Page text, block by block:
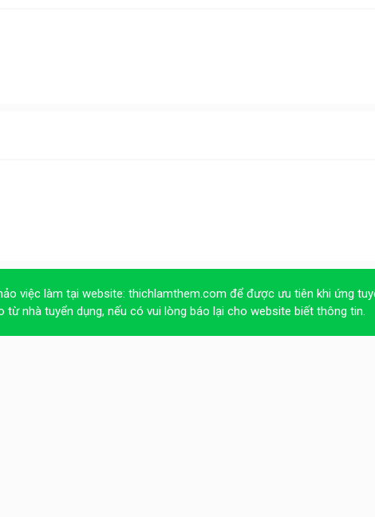
việc làm tại website: thichlamthem.com để được ưu tiên khi ứng
từ nhà tuyển dụng, nếu có vui lòng báo lại cho website biết thông tin.